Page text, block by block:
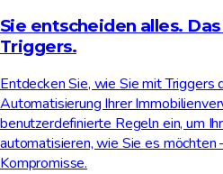
Sie entscheiden alles.
Triggers.
Entdecken Sie, wie Sie mit
Automatisierung Ihrer
benutzerdefinierte Regeln ein, um
automatisieren, wie Sie es möchten
Kompromisse.